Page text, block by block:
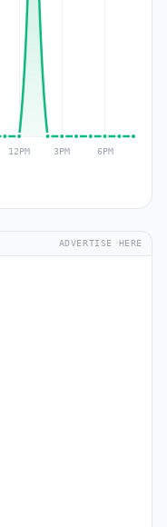
ADVERTISE HERE